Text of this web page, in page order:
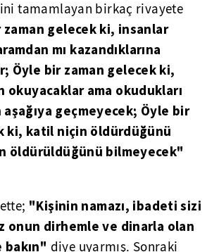
tamamlayan birkaç rivayete
gelecek ki, insanlar
mı kazandıklarına
Öyle bir zaman gelecek ki,
okuyacaklar ama okudukları
aşağıya geçmeyecek; Öyle bir
ki, katil niçin öldürdüğünü
öldürüldüğünü bilmeyecek"
"Kişinin namazı, ibadeti sizi
onun dirhemle ve dinarla olan
diye uyarmış. Sonraki